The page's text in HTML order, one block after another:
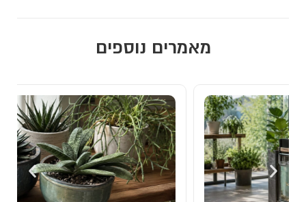
מאמרים נוספים